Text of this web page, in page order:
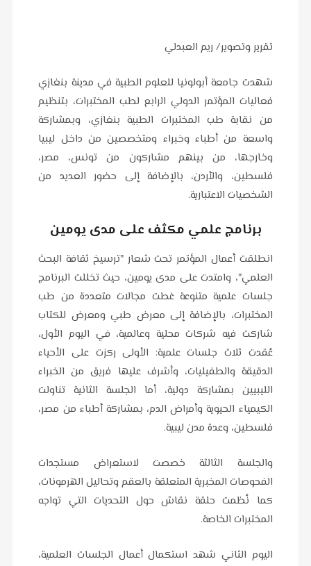
تقرير وتصوير/ ريم العبدلي
شهدت جامعة أبولونيا للعلوم الطبية في مدينة بنغازي
فعاليات المؤتمر الدولي الرابع لطب المختبرات، بتنظيم
من نقابة طب المختبرات الطبية بنغازي، وبمشاركة
واسعة من أطباء وخبراء ومتخصصين من داخل ليبيا
وخارجها، من بينهم مشاركون من تونس، مصر،
فلسطين، والأردن، بالإضافة إلى حضور العديد من
الشخصيات الاعتبارية.
برنامج علمي مكثف على مدى يومين
انطلقت أعمال المؤتمر تحت شعار "ترسيخ ثقافة البحث
العلمي"، وامتدت على مدى يومين، حيث تخللت البرنامج
جلسات علمية متنوعة غطت مجالات متعددة من طب
المختبرات، بالإضافة إلى معرض طبي ومعرض للكتاب
شاركت فيه شركات محلية وعالمية، في اليوم الأول،
عُقدت ثلاث جلسات علمية: الأولى ركزت على الأحياء
الدقيقة والطفيليات، وأشرف عليها فريق من الخبراء
الليبيين بمشاركة دولية، أما الجلسة الثانية تناولت
الكيمياء الحيوية وأمراض الدم، بمشاركة أطباء من مصر،
فلسطين، وعدة مدن ليبية.
والجلسة الثالثة خصصت لاستعراض مستجدات
الفحوصات المخبرية المتعلقة بالعقم وتحاليل الهرمونات،
كما نُظمت حلقة نقاش حول التحديات التي تواجه
المختبرات الخاصة.
اليوم الثاني شهد استكمال أعمال الجلسات العلمية،